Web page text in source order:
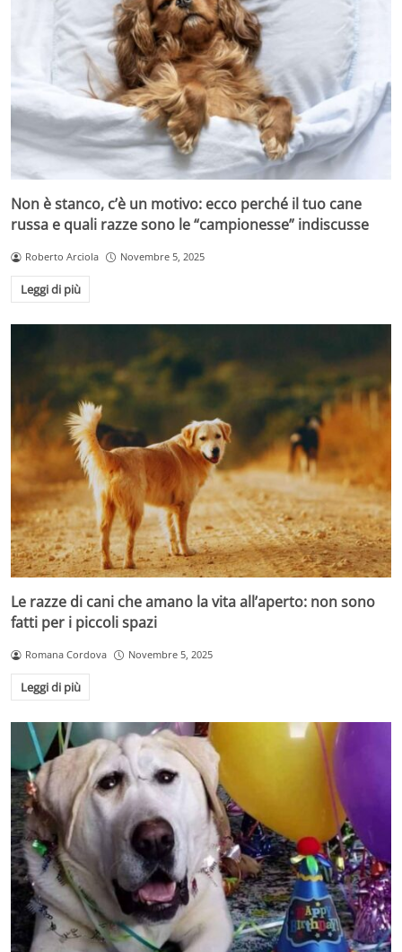
Non è stanco, c’è un motivo: ecco perché il tuo cane
russa e quali razze sono le “campionesse” indiscusse
Roberto Arciola Novembre 5, 2025
Leggi di più
Le razze di cani che amano la vita all’aperto: non sono
fatti per i piccoli spazi
Romana Cordova Novembre 5, 2025
Leggi di più